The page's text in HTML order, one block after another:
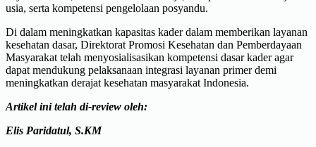
usia, serta kompetensi pengelolaan posyandu.
Di dalam meningkatkan kapasitas kader dalam memberikan layanan
kesehatan dasar, Direktorat Promosi Kesehatan dan Pemberdayaan
Masyarakat telah menyosialisasikan kompetensi dasar kader agar
dapat mendukung pelaksanaan integrasi layanan primer demi
meningkatkan derajat kesehatan masyarakat Indonesia.
Artikel ini telah di-review oleh:
Elis Paridatul, S.KM